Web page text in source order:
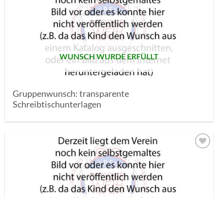
WUNSCH WURDE ERFÜLLT
Gruppenwunsch: transparente
Schreibtischunterlagen